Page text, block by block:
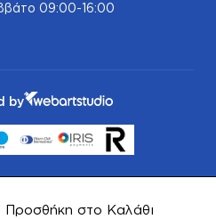
Προσθήκη στο Καλάθι
09:00-16:00
by